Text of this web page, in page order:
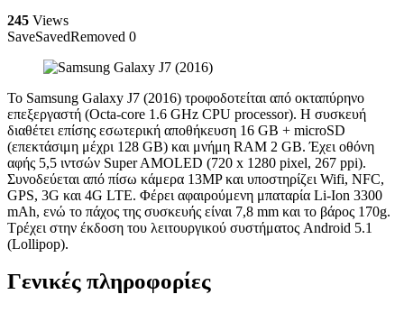
245 Views
SaveSavedRemoved 0
Το Samsung Galaxy J7 (2016) τροφοδοτείται από οκταπύρηνο
επεξεργαστή (Octa-core 1.6 GHz CPU processor). Η συσκευή
διαθέτει επίσης εσωτερική αποθήκευση 16 GB + microSD
(επεκτάσιμη μέχρι 128 GB) και μνήμη RAM 2 GB. Έχει οθόνη
αφής 5,5 ιντσών Super AMOLED (720 x 1280 pixel, 267 ppi).
Συνοδεύεται από πίσω κάμερα 13MP και υποστηρίζει Wifi, NFC,
GPS, 3G και 4G LTE. Φέρει αφαιρούμενη μπαταρία Li-Ion 3300
mAh, ενώ το πάχος της συσκευής είναι 7,8 mm και το βάρος 170g.
Τρέχει στην έκδοση του λειτουργικού συστήματος Android 5.1
(Lollipop).
Γενικές πληροφορίες